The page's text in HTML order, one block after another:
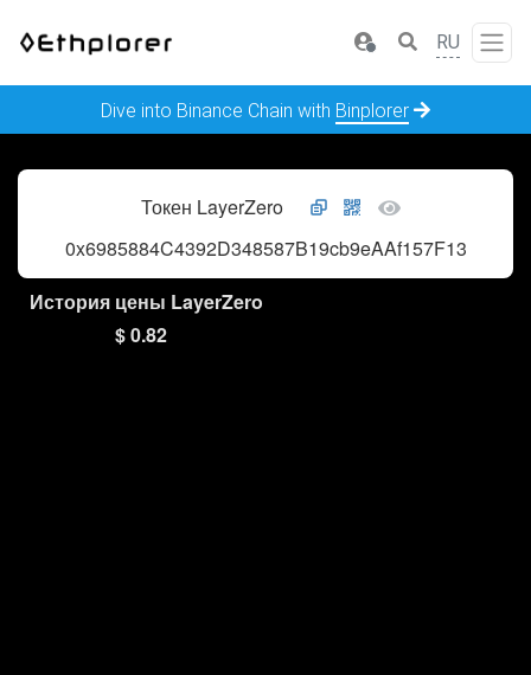
RU
Dive into Binance Chain with Binplorer
Токен LayerZero
0x6985884C4392D348587B19cb9eAAf157F13271cd
История цены LayerZero
$ 0.82